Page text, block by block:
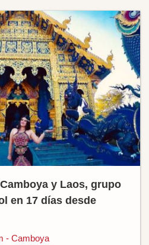
y Laos, grupo
en 17 días desde
- Camboya